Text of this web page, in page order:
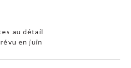
au détail
en juin